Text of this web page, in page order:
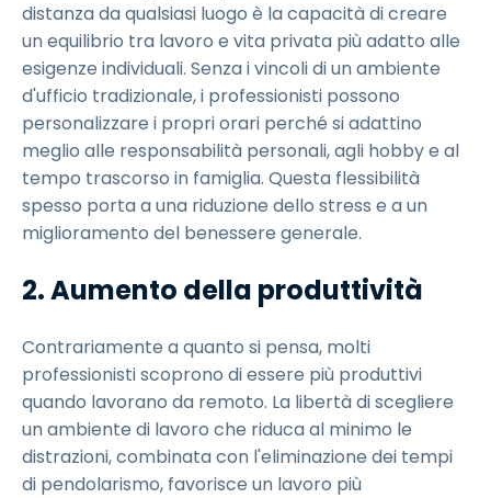
distanza da qualsiasi luogo è la capacità di creare
un equilibrio tra lavoro e vita privata più adatto alle
esigenze individuali. Senza i vincoli di un ambiente
d'ufficio tradizionale, i professionisti possono
personalizzare i propri orari perché si adattino
meglio alle responsabilità personali, agli hobby e al
tempo trascorso in famiglia. Questa flessibilità
spesso porta a una riduzione dello stress e a un
miglioramento del benessere generale.
2. Aumento della produttività
Contrariamente a quanto si pensa, molti
professionisti scoprono di essere più produttivi
quando lavorano da remoto. La libertà di scegliere
un ambiente di lavoro che riduca al minimo le
distrazioni, combinata con l'eliminazione dei tempi
di pendolarismo, favorisce un lavoro più